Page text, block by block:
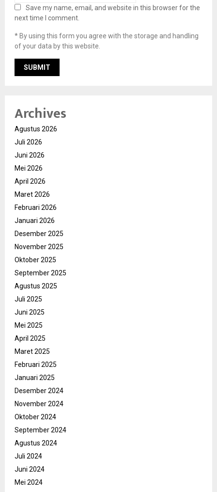
Save my name, email, and website in this browser for the
next time I comment.
* By using this form you agree with the storage and handling
of your data by this website.
Archives
Agustus 2026
Juli 2026
Juni 2026
Mei 2026
April 2026
Maret 2026
Februari 2026
Januari 2026
Desember 2025
November 2025
Oktober 2025
September 2025
Agustus 2025
Juli 2025
Juni 2025
Mei 2025
April 2025
Maret 2025
Februari 2025
Januari 2025
Desember 2024
November 2024
Oktober 2024
September 2024
Agustus 2024
Juli 2024
Juni 2024
Mei 2024